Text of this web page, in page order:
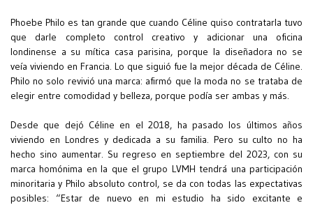
Phoebe Philo es tan grande que cuando Céline quiso contratarla tuvo
que darle completo control creativo y adicionar una oficina
londinense a su mítica casa parisina, porque la diseñadora no se
veía viviendo en Francia. Lo que siguió fue la mejor década de Céline.
Philo no solo revivió una marca: afirmó que la moda no se trataba de
elegir entre comodidad y belleza, porque podía ser ambas y más.
Desde que dejó Céline en el 2018, ha pasado los últimos años
viviendo en Londres y dedicada a su familia. Pero su culto no ha
hecho sino aumentar. Su regreso en septiembre del 2023, con su
marca homónima en la que el grupo LVMH tendrá una participación
minoritaria y Philo absoluto control, se da con todas las expectativas
posibles: “Estar de nuevo en mi estudio ha sido excitante e